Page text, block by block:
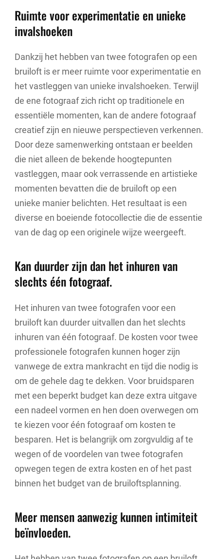
Ruimte voor experimentatie en unieke
invalshoeken
Dankzij het hebben van twee fotografen op een
bruiloft is er meer ruimte voor experimentatie en
het vastleggen van unieke invalshoeken. Terwijl
de ene fotograaf zich richt op traditionele en
essentiële momenten, kan de andere fotograaf
creatief zijn en nieuwe perspectieven verkennen.
Door deze samenwerking ontstaan er beelden
die niet alleen de bekende hoogtepunten
vastleggen, maar ook verrassende en artistieke
momenten bevatten die de bruiloft op een
unieke manier belichten. Het resultaat is een
diverse en boeiende fotocollectie die de essentie
van de dag op een originele wijze weergeeft.
Kan duurder zijn dan het inhuren van
slechts één fotograaf.
Het inhuren van twee fotografen voor een
bruiloft kan duurder uitvallen dan het slechts
inhuren van één fotograaf. De kosten voor twee
professionele fotografen kunnen hoger zijn
vanwege de extra mankracht en tijd die nodig is
om de gehele dag te dekken. Voor bruidsparen
met een beperkt budget kan deze extra uitgave
een nadeel vormen en hen doen overwegen om
te kiezen voor één fotograaf om kosten te
besparen. Het is belangrijk om zorgvuldig af te
wegen of de voordelen van twee fotografen
opwegen tegen de extra kosten en of het past
binnen het budget van de bruiloftsplanning.
Meer mensen aanwezig kunnen intimiteit
beïnvloeden.